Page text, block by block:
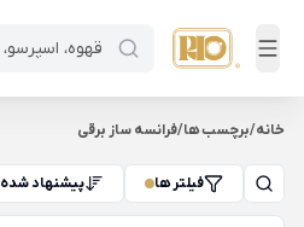
خانه/برچسب ها/فرانسه ساز برقی
فیلتر ها پیشنهاد شده